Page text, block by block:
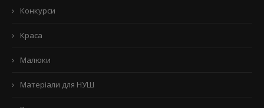
Конкурси
Краса
Малюки
Матеріали для НУШ